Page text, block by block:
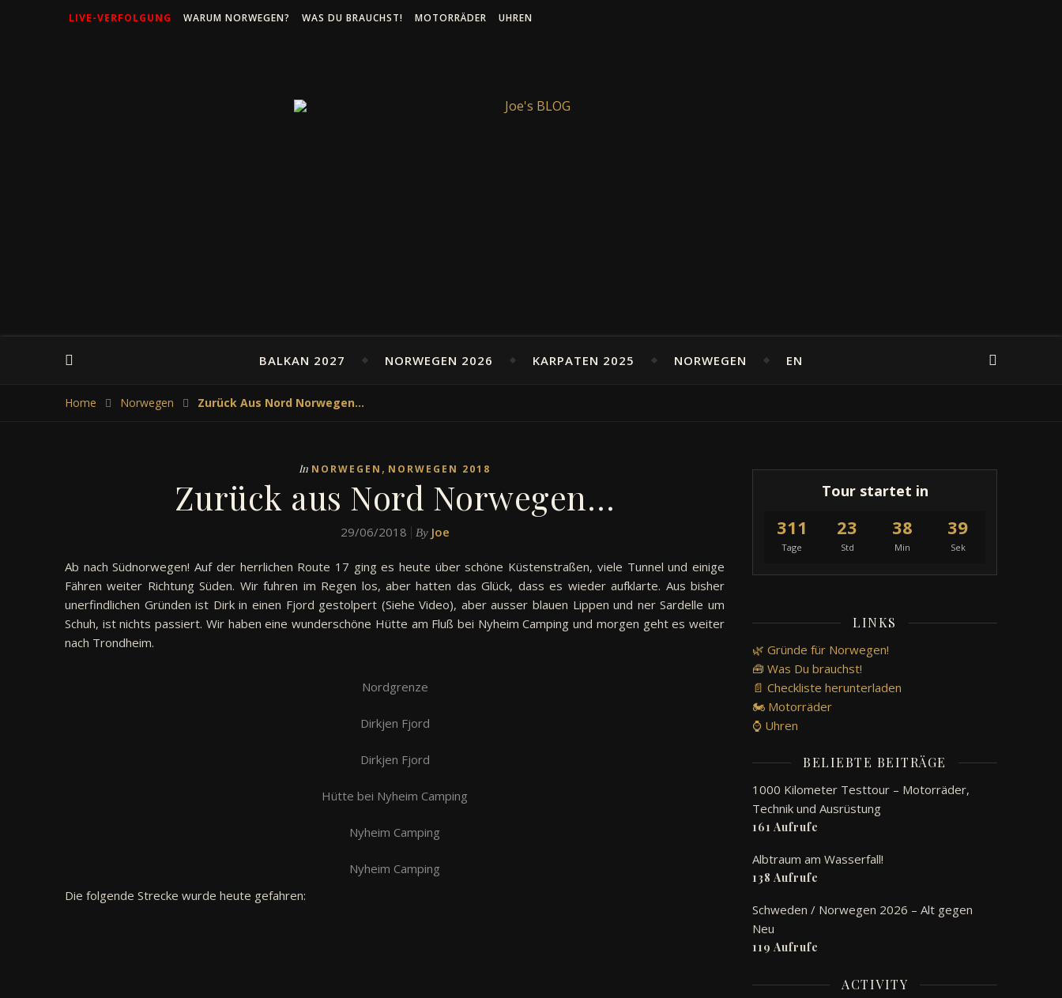
LIVE-VERFOLGUNG WARUM NORWEGEN? WAS DU BRAUCHST! MOTORRÄDER UHREN
BALKAN 2027 NORWEGEN 2026 KARPATEN 2025 NORWEGEN EN
Home Norwegen Zurück Aus Nord Norwegen…
In NORWEGEN , NORWEGEN 2018
Zurück aus Nord Norwegen…
29/06/2018 By Joe
Ab nach Südnorwegen! Auf der herrlichen Route 17 ging es heute über schöne Küstenstraßen, viele Tunnel und einige
Fähren weiter Richtung Süden. Wir fuhren im Regen los, aber hatten das Glück, dass es wieder aufklarte. Aus bisher
unerfindlichen Gründen ist Dirk in einen Fjord gestolpert (Siehe Video), aber ausser blauen Lippen und ner Sardelle um
Schuh, ist nichts passiert. Wir haben eine wunderschöne Hütte am Fluß bei Nyheim Camping und morgen geht es weiter
nach Trondheim.
Nordgrenze
Dirkjen Fjord
Dirkjen Fjord
Hütte bei Nyheim Camping
Nyheim Camping
Nyheim Camping
Die folgende Strecke wurde heute gefahren:
Tour startet in
311
Tage
23
Std
38
Min
38
Sek
LINKS
🌿 Gründe für Norwegen!
🧰 Was Du brauchst!
📄 Checkliste herunterladen
🏍️ Motorräder
⌚ Uhren
BELIEBTE BEITRÄGE
1000 Kilometer Testtour – Motorräder,
Technik und Ausrüstung
161 Aufrufe
Albtraum am Wasserfall!
138 Aufrufe
Schweden / Norwegen 2026 – Alt gegen
Neu
119 Aufrufe
ACTIVITY